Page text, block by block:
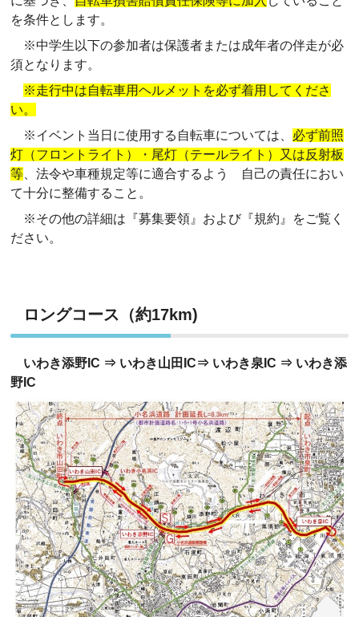
を条件とします。
※中学生以下の参加者は保護者または成年者の伴走が必
須となります。
※走行中は自転車用ヘルメットを必ず着用してくださ
い。
※イベント当日に使用する自転車については、 必ず前照
灯（フロントライト）・尾灯（テールライト）又は反射板
等 、法令や車種規定等に適合するよう 自己の責任におい
て十分に整備すること。
※その他の詳細は『募集要領』および『規約』をご覧く
ださい。
ロングコース（約17km)
いわき添野IC ⇒ いわき山田IC⇒ いわき泉IC ⇒ いわき添
野IC